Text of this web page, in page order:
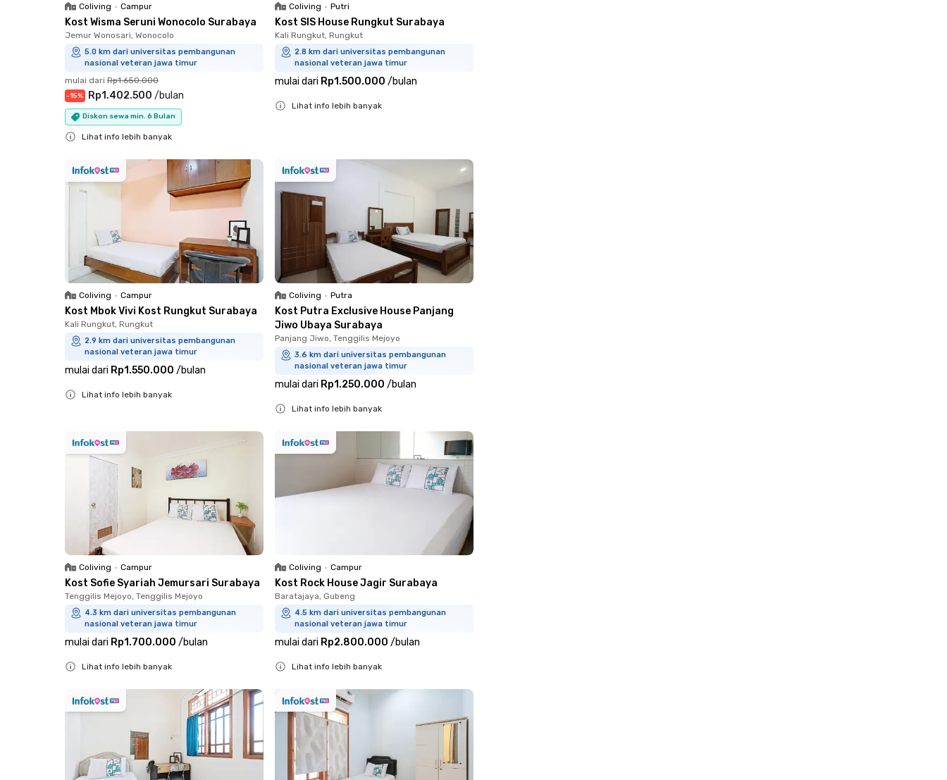
Coliving • Campur
Kost Wisma Seruni Wonocolo Surabaya
Jemur Wonosari, Wonocolo
5.0 km dari universitas pembangunan
nasional veteran jawa timur
mulai dari Rp1.650.000
-15% Rp1.402.500 /bulan
Diskon sewa min. 6 Bulan
Lihat info lebih banyak
Coliving • Putri
Kost SIS House Rungkut Surabaya
Kali Rungkut, Rungkut
2.8 km dari universitas pembangunan
nasional veteran jawa timur
mulai dari Rp1.500.000 /bulan
Lihat info lebih banyak
Coliving • Campur
Kost Mbok Vivi Kost Rungkut Surabaya
Kali Rungkut, Rungkut
2.9 km dari universitas pembangunan
nasional veteran jawa timur
mulai dari Rp1.550.000 /bulan
Lihat info lebih banyak
Coliving • Putra
Kost Putra Exclusive House Panjang
Jiwo Ubaya Surabaya
Panjang Jiwo, Tenggilis Mejoyo
3.6 km dari universitas pembangunan
nasional veteran jawa timur
mulai dari Rp1.250.000 /bulan
Lihat info lebih banyak
Coliving • Campur
Kost Sofie Syariah Jemursari Surabaya
Tenggilis Mejoyo, Tenggilis Mejoyo
4.3 km dari universitas pembangunan
nasional veteran jawa timur
mulai dari Rp1.700.000 /bulan
Lihat info lebih banyak
Coliving • Campur
Kost Rock House Jagir Surabaya
Baratajaya, Gubeng
4.5 km dari universitas pembangunan
nasional veteran jawa timur
mulai dari Rp2.800.000 /bulan
Lihat info lebih banyak